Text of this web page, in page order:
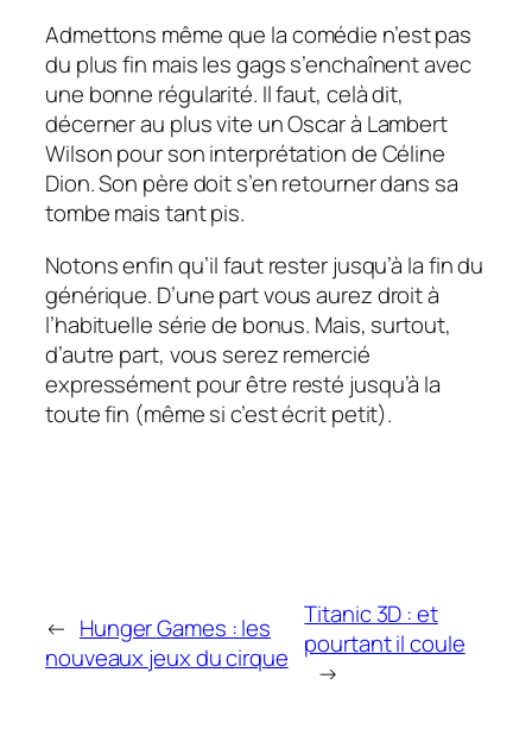
Admettons même que la comédie n’est pas
du plus fin mais les gags s’enchaînent avec
une bonne régularité. Il faut, celà dit,
décerner au plus vite un Oscar à Lambert
Wilson pour son interprétation de Céline
Dion. Son père doit s’en retourner dans sa
tombe mais tant pis.
Notons enfin qu’il faut rester jusqu’à la fin du
générique. D’une part vous aurez droit à
l’habituelle série de bonus. Mais, surtout,
d’autre part, vous serez remercié
expressément pour être resté jusqu’à la
toute fin (même si c’est écrit petit).
← Hunger Games : les
nouveaux jeux du cirque
Titanic 3D : et
pourtant il coule
→